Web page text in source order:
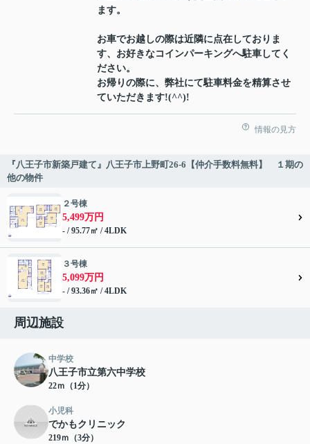
ます。
お車でお越しの際は近隣に点在しておりま
す、お好きなコインパーキングへ駐車してく
ださい。
お帰りの際に、弊社にて駐車料金を精算させ
ていただきます!(^^)!
情報の見方
『八王子市新築戸建て』八王子市上野町26-6【仲介手数料無料】 １期の
他の物件
２号棟
5,499万円
- / 95.77㎡ / 4LDK
３号棟
5,099万円
- / 93.36㎡ / 4LDK
周辺施設
中学校
八王子市立第六中学校
22ｍ（1分）
小児科
でかもクリニック
219ｍ（3分）